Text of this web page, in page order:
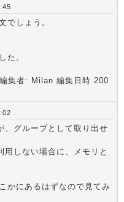
でしょう。
た。
集者: Milan 編集日時 200
グループとして取り出せ
用しない場合に、メモリと
かにあるはずなので見てみ